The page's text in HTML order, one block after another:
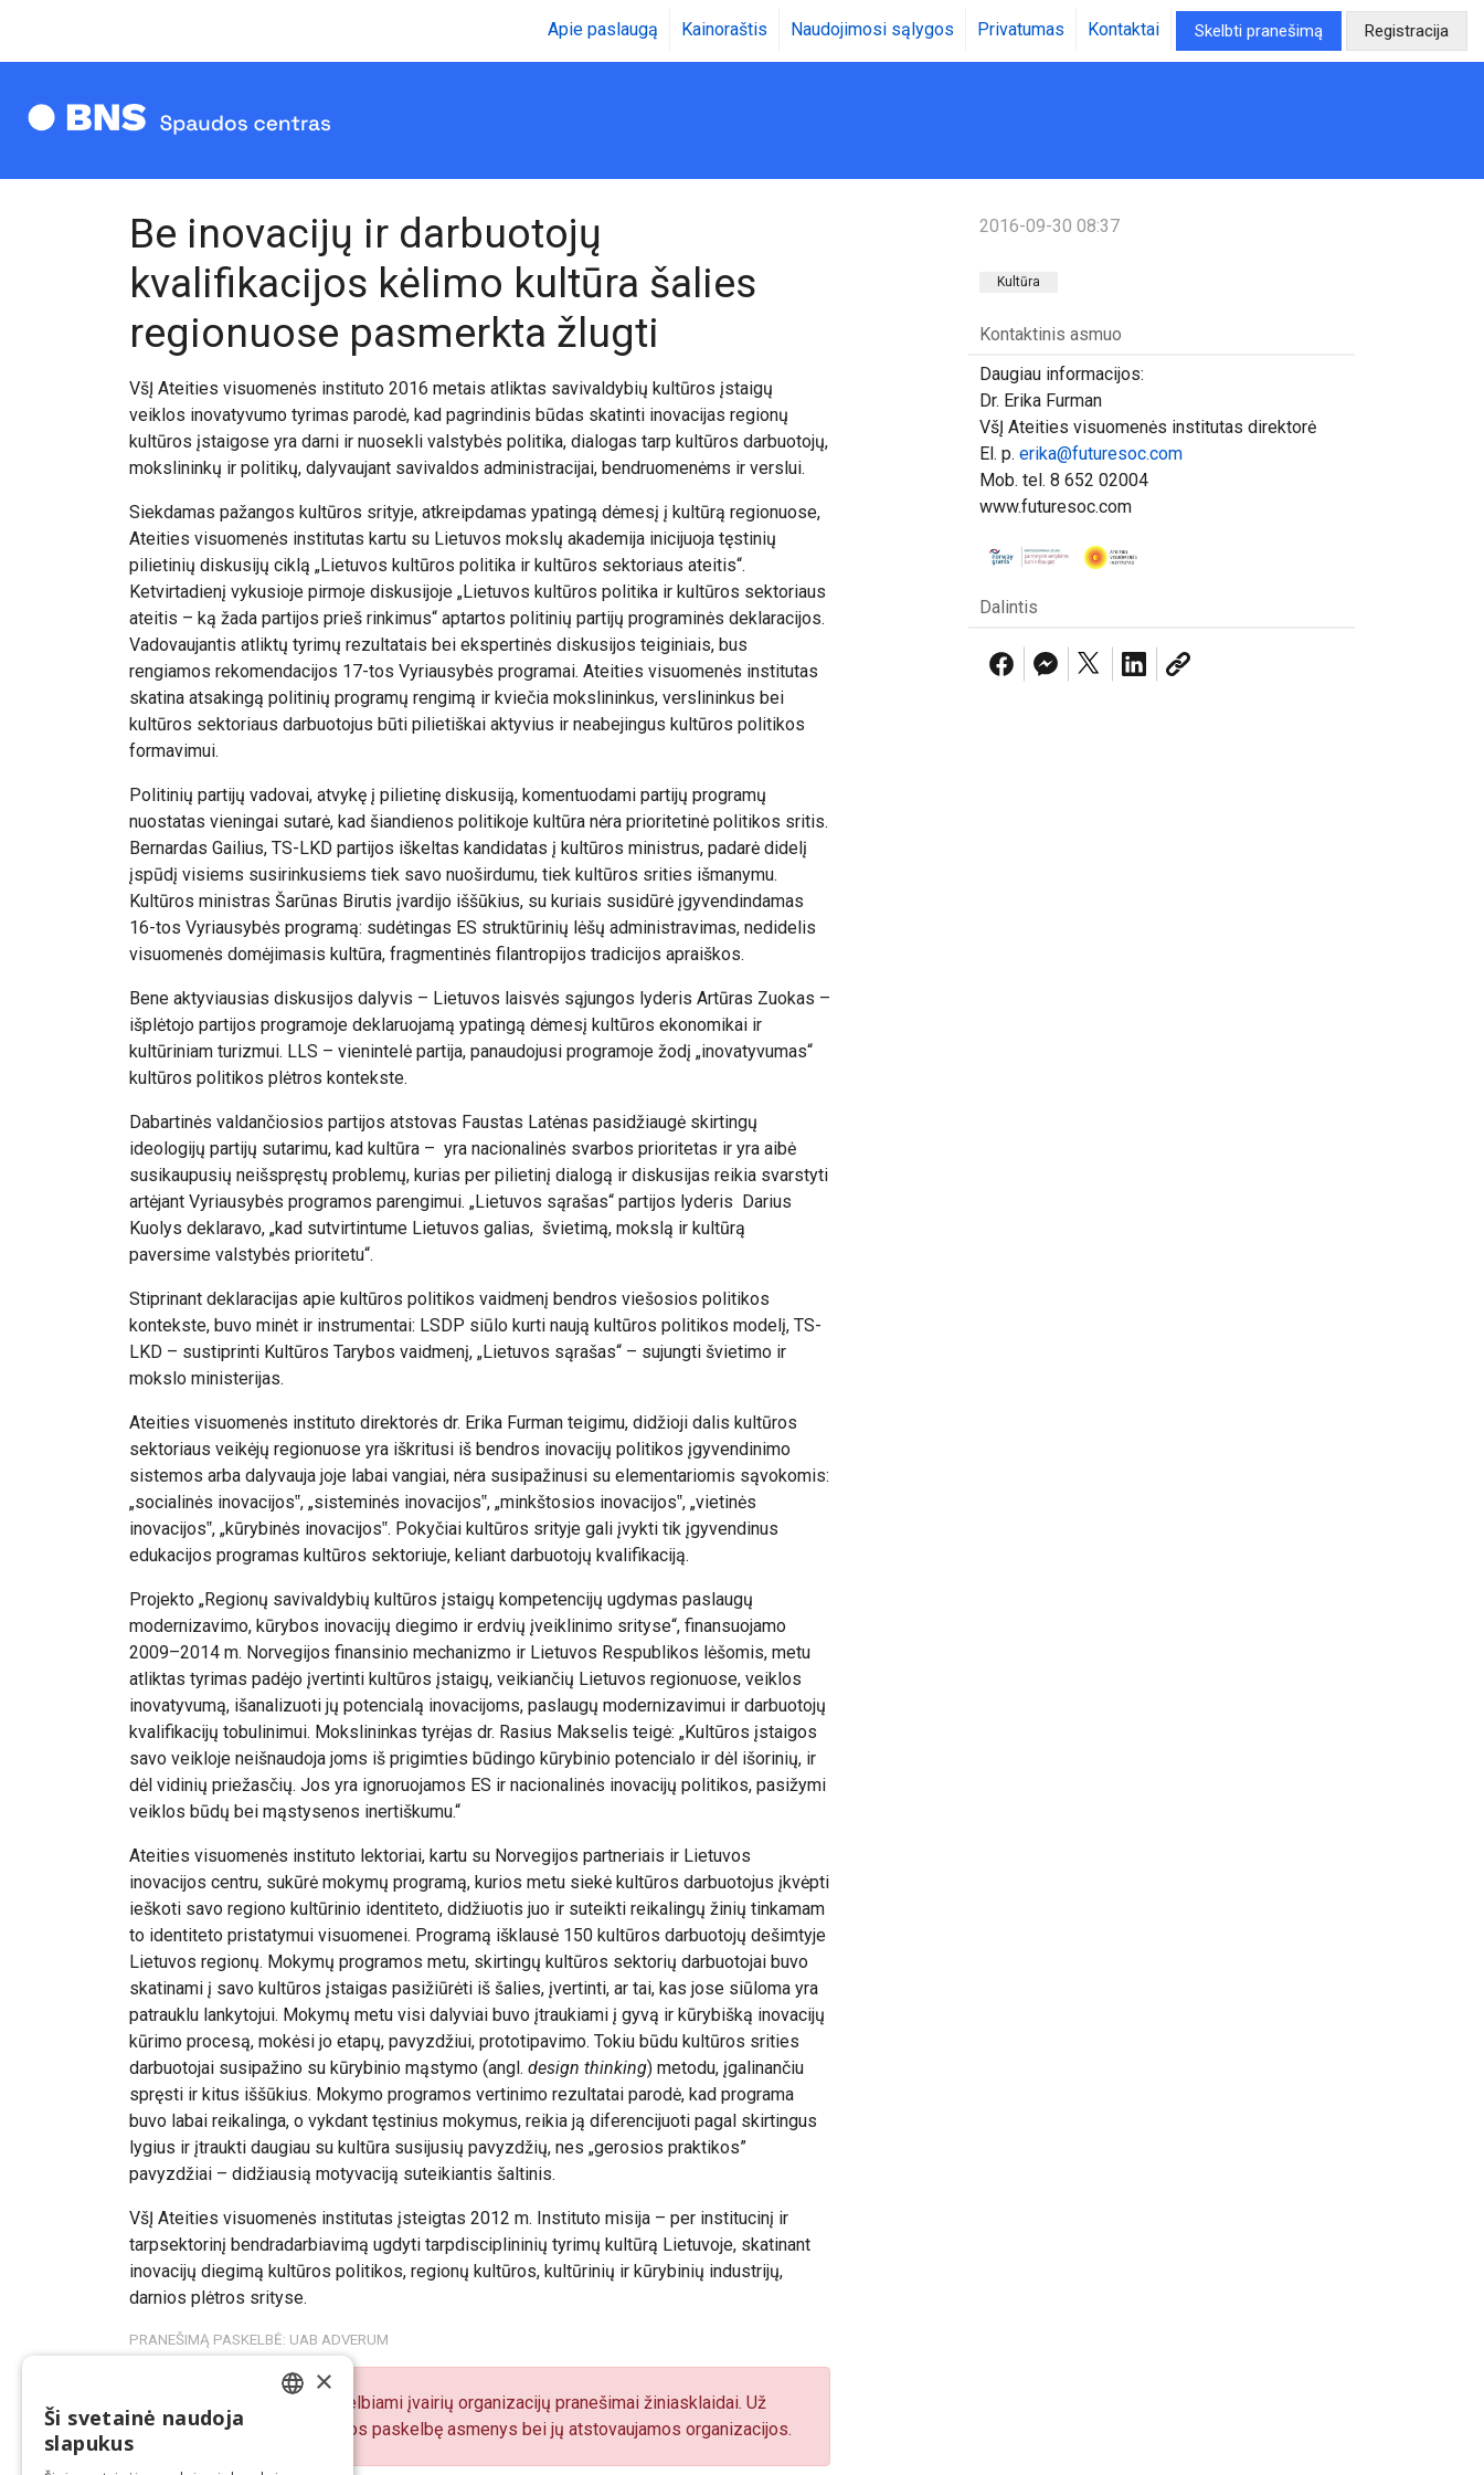
Apie paslaugą Kainoraštis Naudojimosi sąlygos Privatumas Kontaktai Skelbti pranešimą Registracija
Be inovacijų ir darbuotojų
kvalifikacijos kėlimo kultūra šalies
regionuose pasmerkta žlugti
VšĮ Ateities visuomenės instituto 2016 metais atliktas savivaldybių kultūros įstaigų
veiklos inovatyvumo tyrimas parodė, kad pagrindinis būdas skatinti inovacijas regionų
kultūros įstaigose yra darni ir nuosekli valstybės politika, dialogas tarp kultūros darbuotojų,
mokslininkų ir politikų, dalyvaujant savivaldos administracijai, bendruomenėms ir verslui.
Siekdamas pažangos kultūros srityje, atkreipdamas ypatingą dėmesį į kultūrą regionuose,
Ateities visuomenės institutas kartu su Lietuvos mokslų akademija inicijuoja tęstinių
pilietinių diskusijų ciklą „Lietuvos kultūros politika ir kultūros sektoriaus ateitis“.
Ketvirtadienį vykusioje pirmoje diskusijoje „Lietuvos kultūros politika ir kultūros sektoriaus
ateitis – ką žada partijos prieš rinkimus“ aptartos politinių partijų programinės deklaracijos.
Vadovaujantis atliktų tyrimų rezultatais bei ekspertinės diskusijos teiginiais, bus
rengiamos rekomendacijos 17-tos Vyriausybės programai. Ateities visuomenės institutas
skatina atsakingą politinių programų rengimą ir kviečia mokslininkus, verslininkus bei
kultūros sektoriaus darbuotojus būti pilietiškai aktyvius ir neabejingus kultūros politikos
formavimui.
Politinių partijų vadovai, atvykę į pilietinę diskusiją, komentuodami partijų programų
nuostatas vieningai sutarė, kad šiandienos politikoje kultūra nėra prioritetinė politikos sritis.
Bernardas Gailius, TS-LKD partijos iškeltas kandidatas į kultūros ministrus, padarė didelį
įspūdį visiems susirinkusiems tiek savo nuoširdumu, tiek kultūros srities išmanymu.
Kultūros ministras Šarūnas Birutis įvardijo iššūkius, su kuriais susidūrė įgyvendindamas
16-tos Vyriausybės programą: sudėtingas ES struktūrinių lėšų administravimas, nedidelis
visuomenės domėjimasis kultūra, fragmentinės filantropijos tradicijos apraiškos.
Bene aktyviausias diskusijos dalyvis – Lietuvos laisvės sąjungos lyderis Artūras Zuokas –
išplėtojo partijos programoje deklaruojamą ypatingą dėmesį kultūros ekonomikai ir
kultūriniam turizmui. LLS – vienintelė partija, panaudojusi programoje žodį „inovatyvumas“
kultūros politikos plėtros kontekste.
Dabartinės valdančiosios partijos atstovas Faustas Latėnas pasidžiaugė skirtingų
ideologijų partijų sutarimu, kad kultūra – yra nacionalinės svarbos prioritetas ir yra aibė
susikaupusių neišspręstų problemų, kurias per pilietinį dialogą ir diskusijas reikia svarstyti
artėjant Vyriausybės programos parengimui. „Lietuvos sąrašas“ partijos lyderis Darius
Kuolys deklaravo, „kad sutvirtintume Lietuvos galias, švietimą, mokslą ir kultūrą
paversime valstybės prioritetu“.
Stiprinant deklaracijas apie kultūros politikos vaidmenį bendros viešosios politikos
kontekste, buvo minėt ir instrumentai: LSDP siūlo kurti naują kultūros politikos modelį, TS-
LKD – sustiprinti Kultūros Tarybos vaidmenį, „Lietuvos sąrašas“ – sujungti švietimo ir
mokslo ministerijas.
Ateities visuomenės instituto direktorės dr. Erika Furman teigimu, didžioji dalis kultūros
sektoriaus veikėjų regionuose yra iškritusi iš bendros inovacijų politikos įgyvendinimo
sistemos arba dalyvauja joje labai vangiai, nėra susipažinusi su elementariomis sąvokomis:
„socialinės inovacijos‟, „sisteminės inovacijos‟, „minkštosios inovacijos‟, „vietinės
inovacijos‟, „kūrybinės inovacijos‟. Pokyčiai kultūros srityje gali įvykti tik įgyvendinus
edukacijos programas kultūros sektoriuje, keliant darbuotojų kvalifikaciją.
Projekto „Regionų savivaldybių kultūros įstaigų kompetencijų ugdymas paslaugų
modernizavimo, kūrybos inovacijų diegimo ir erdvių įveiklinimo srityse“, finansuojamo
2009–2014 m. Norvegijos finansinio mechanizmo ir Lietuvos Respublikos lėšomis, metu
atliktas tyrimas padėjo įvertinti kultūros įstaigų, veikiančių Lietuvos regionuose, veiklos
inovatyvumą, išanalizuoti jų potencialą inovacijoms, paslaugų modernizavimui ir darbuotojų
kvalifikacijų tobulinimui. Mokslininkas tyrėjas dr. Rasius Makselis teigė: „Kultūros įstaigos
savo veikloje neišnaudoja joms iš prigimties būdingo kūrybinio potencialo ir dėl išorinių, ir
dėl vidinių priežasčių. Jos yra ignoruojamos ES ir nacionalinės inovacijų politikos, pasižymi
veiklos būdų bei mąstysenos inertiškumu.“
Ateities visuomenės instituto lektoriai, kartu su Norvegijos partneriais ir Lietuvos
inovacijos centru, sukūrė mokymų programą, kurios metu siekė kultūros darbuotojus įkvėpti
ieškoti savo regiono kultūrinio identiteto, didžiuotis juo ir suteikti reikalingų žinių tinkamam
to identiteto pristatymui visuomenei. Programą išklausė 150 kultūros darbuotojų dešimtyje
Lietuvos regionų. Mokymų programos metu, skirtingų kultūros sektorių darbuotojai buvo
skatinami į savo kultūros įstaigas pasižiūrėti iš šalies, įvertinti, ar tai, kas jose siūloma yra
patrauklu lankytojui. Mokymų metu visi dalyviai buvo įtraukiami į gyvą ir kūrybišką inovacijų
kūrimo procesą, mokėsi jo etapų, pavyzdžiui, prototipavimo. Tokiu būdu kultūros srities
darbuotojai susipažino su kūrybinio mąstymo (angl. design thinking) metodu, įgalinančiu
spręsti ir kitus iššūkius. Mokymo programos vertinimo rezultatai parodė, kad programa
buvo labai reikalinga, o vykdant tęstinius mokymus, reikia ją diferencijuoti pagal skirtingus
lygius ir įtraukti daugiau su kultūra susijusių pavyzdžių, nes „gerosios praktikos”
pavyzdžiai – didžiausią motyvaciją suteikiantis šaltinis.
VšĮ Ateities visuomenės institutas įsteigtas 2012 m. Instituto misija – per institucinį ir
tarpsektorinį bendradarbiavimą ugdyti tarpdisciplininių tyrimų kultūrą Lietuvoje, skatinant
inovacijų diegimą kultūros politikos, regionų kultūros, kultūrinių ir kūrybinių industrijų,
darnios plėtros srityse.
PRANEŠIMĄ PASKELBĖ: UAB ADVERUM
„BNS Spaudos centre“ skelbiami įvairių organizacijų pranešimai žiniasklaidai. Už
pranešimų turinį atsako juos paskelbę asmenys bei jų atstovaujamos organizacijos.
2016-09-30 08:37
Kultūra
Kontaktinis asmuo
Daugiau informacijos:
Dr. Erika Furman
VšĮ Ateities visuomenės institutas direktorė
El. p. erika@futuresoc.com
Mob. tel. 8 652 02004
www.futuresoc.com
Dalintis
×
Ši svetainė naudoja
slapukus